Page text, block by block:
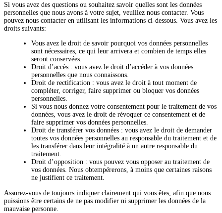
Si vous avez des questions ou souhaitez savoir quelles sont les données
personnelles que nous avons à votre sujet, veuillez nous contacter. Vous
pouvez nous contacter en utilisant les informations ci-dessous. Vous avez les
droits suivants:
Vous avez le droit de savoir pourquoi vos données personnelles
sont nécessaires, ce qui leur arrivera et combien de temps elles
seront conservées.
Droit d’accès : vous avez le droit d’accéder à vos données
personnelles que nous connaissons.
Droit de rectification : vous avez le droit à tout moment de
compléter, corriger, faire supprimer ou bloquer vos données
personnelles.
Si vous nous donnez votre consentement pour le traitement de vos
données, vous avez le droit de révoquer ce consentement et de
faire supprimer vos données personnelles.
Droit de transférer vos données : vous avez le droit de demander
toutes vos données personnelles au responsable du traitement et de
les transférer dans leur intégralité à un autre responsable du
traitement.
Droit d’opposition : vous pouvez vous opposer au traitement de
vos données. Nous obtempérerons, à moins que certaines raisons
ne justifient ce traitement.
Assurez-vous de toujours indiquer clairement qui vous êtes, afin que nous
puissions être certains de ne pas modifier ni supprimer les données de la
mauvaise personne.